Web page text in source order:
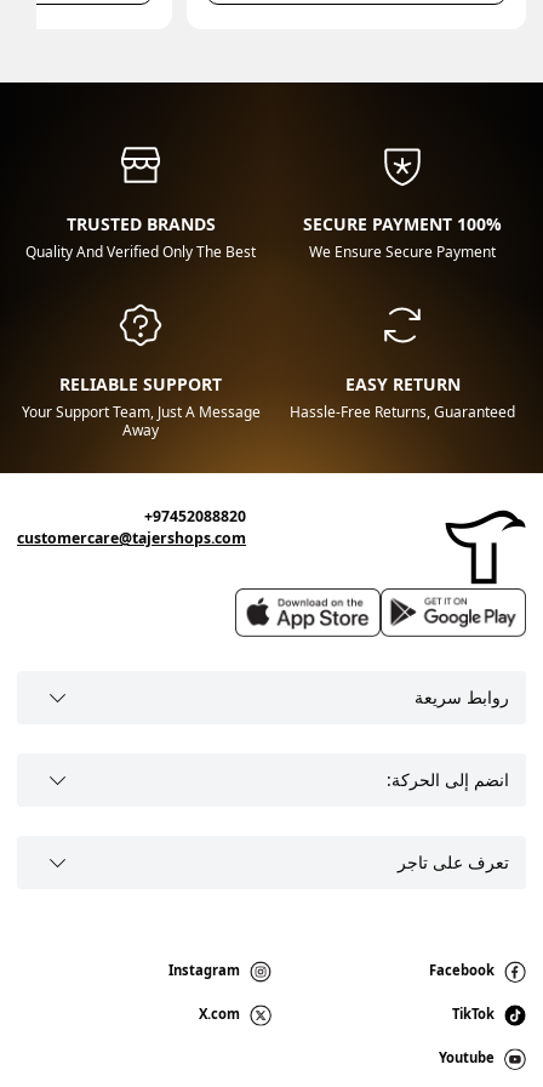
100% SECURE PAYMENT
We Ensure Secure Payment
TRUSTED BRANDS
Quality And Verified Only The Best
EASY RETURN
Hassle-Free Returns, Guaranteed
RELIABLE SUPPORT
Your Support Team, Just A Message
Away
+97452088820
customercare@tajershops.com
روابط سريعة
انضم إلى الحركة:
تعرف على تاجر
Facebook
Instagram
TikTok
X.com
Youtube